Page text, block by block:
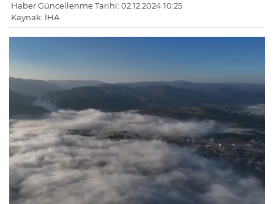
Haber Güncellenme Tarihi: 02.12.2024 10:25
Kaynak: İHA